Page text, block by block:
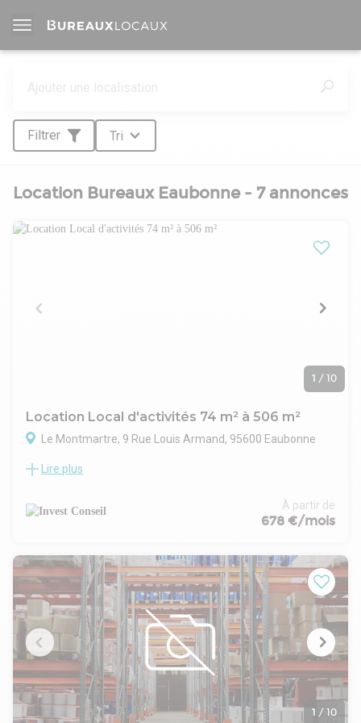
Filtrer Tri
Location Bureaux Eaubonne - 7 annonces
1 / 10
Location Local d'activités 74 m² à 506 m²
Le Montmartre, 9 Rue Louis Armand, 95600 Eaubonne
INVEST CONSEIL vous propose à la location deux locaux
coeur d'une zone d'activité situé à EAUBONNE.
Les + :
- Entrepôts propice au stockage
- Parking clos
Lire plus
À partir de
678 €/mois
1 / 10